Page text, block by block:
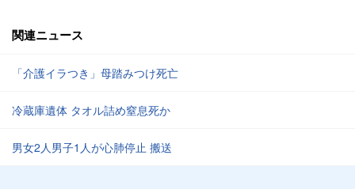
関連ニュース
「介護イラつき」母踏みつけ死亡
冷蔵庫遺体 タオル詰め窒息死か
男女2人男子1人が心肺停止 搬送